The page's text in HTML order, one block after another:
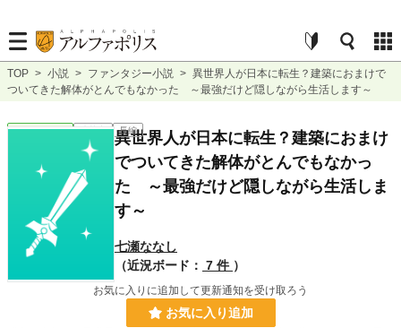
TOP > 小説 > ファンタジー小説 > 異世界人が日本に転生？建築におまけで
ついてきた解体がとんでもなかった ～最強だけど隠しながら生活します～
ファンタジー 連載中 長編
異世界人が日本に転生？建築におまけ
でついてきた解体がとんでもなかっ
た ～最強だけど隠しながら生活しま
す～
七瀬ななし
（近況ボード： 7 件 ）
お気に入りに追加して更新通知を受け取ろう
お気に入り追加